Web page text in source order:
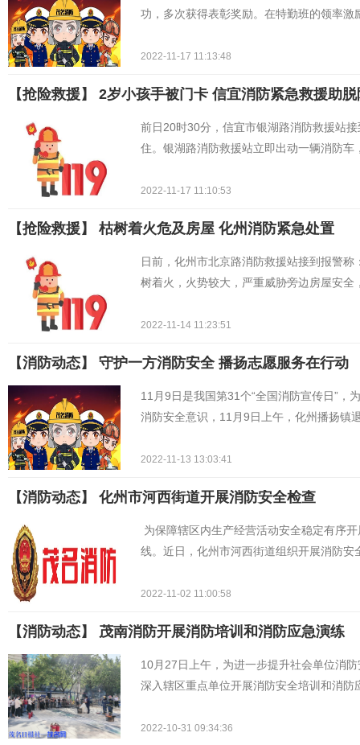
功，多次获得表彰奖励。在特勤班的领率
2022-11-17 11:13:48
【抢险救援】 ​2岁小孩手被门卡 信宜消防紧急救援助脱
前日20时30分，信宜市银湖路消防救援站
住。银湖路消防救援站立即出动一辆消防
2022-11-17 11:10:53
【抢险救援】 ​枯树着火危及房屋 化州消防紧急处置
日前，化州市北京路消防救援站接到报警
树着火，火势较大，严重威胁旁边房屋安全
2022-11-14 11:23:51
【消防动态】 守护一方消防安全 播扬志愿服务在行动
11月9日是我国第31个“全国消防宣传日”，
消防安全意识，11月9日上午，化州播扬镇
2022-11-13 13:03:41
【消防动态】 化州市河西街道开展消防安全检查
为保障辖区内生产经营活动安全稳定有序
线。近日，化州市河西街道组织开展消防安
2022-11-02 11:00:58
【消防动态】 ​茂南消防开展消防培训和消防应急演练
10月27日上午，为进一步提升社会单位消
深入辖区重点单位开展消防安全培训和消防
2022-10-31 09:34:36